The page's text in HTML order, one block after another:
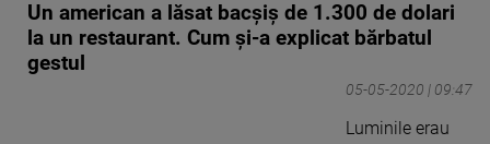
Un american a lăsat bacșiș de 1.300 de dolari
la un restaurant. Cum și-a explicat bărbatul
gestul
05-05-2020 | 09:47
Luminile erau